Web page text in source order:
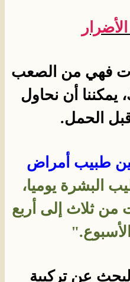
فهي من الصعب
يمكننا أن نحاول
الحمل.
طبيب أمراض
البشرة يوميا،
من ثلاث إلى أربع
عن تركيبة